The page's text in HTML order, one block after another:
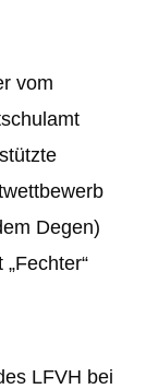
LFVH bei
vom
Degen)
„Fechter“